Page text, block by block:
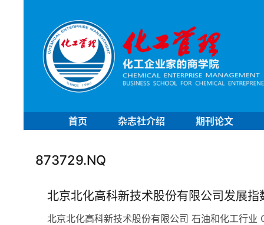
首页 杂志社介绍 期刊论文
873729.NQ
北京北化高科新技术股份有限公司发展指
北京北化高科新技术股份有限公司 石油和化工行